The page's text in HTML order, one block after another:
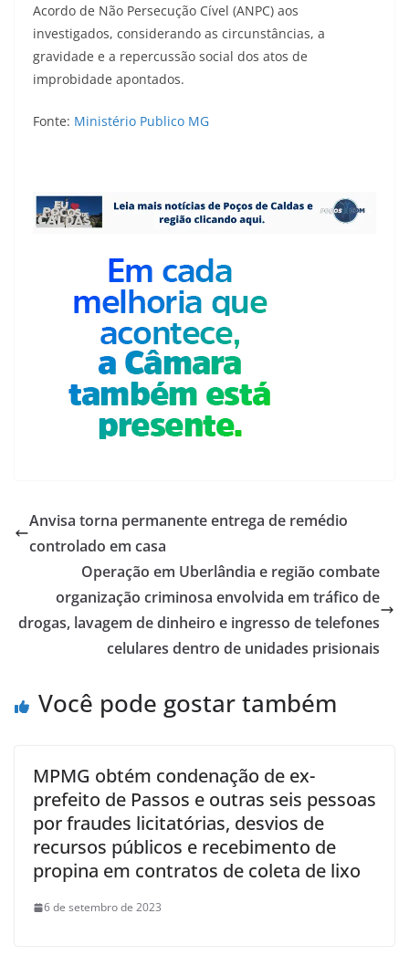
Acordo de Não Persecução Cível (ANPC) aos
investigados, considerando as circunstâncias, a
gravidade e a repercussão social dos atos de
improbidade apontados.
Fonte: Ministério Publico MG
Anvisa torna permanente entrega de remédio
controlado em casa
Operação em Uberlândia e região combate
organização criminosa envolvida em tráfico de
drogas, lavagem de dinheiro e ingresso de telefones
celulares dentro de unidades prisionais
Você pode gostar também
MPMG obtém condenação de ex-
prefeito de Passos e outras seis pessoas
por fraudes licitatórias, desvios de
recursos públicos e recebimento de
propina em contratos de coleta de lixo
6 de setembro de 2023